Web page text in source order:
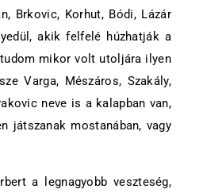
Brkovic, Korhut, Bódi, Lázár
akik felfelé húzhatják a
mikor volt utoljára ilyen
Varga, Mészáros, Szakály,
neve is a kalapban van,
játszanak mostanában, vagy
a legnagyobb veszteség,